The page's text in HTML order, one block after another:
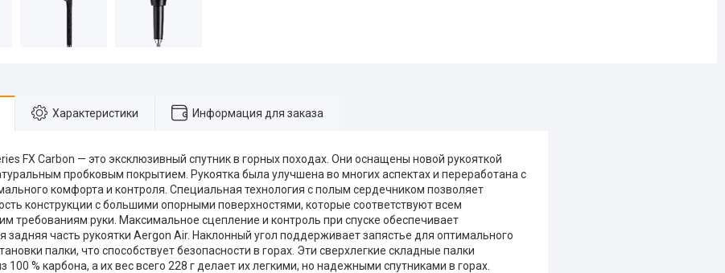
Характеристики Информация для заказа
FX Carbon — это эксклюзивный спутник в горных походах. Они оснащены новой рукояткой
пробковым покрытием. Рукоятка была улучшена во многих аспектах и переработана с
комфорта и контроля. Специальная технология с полым сердечником позволяет
конструкции с большими опорными поверхностями, которые соответствуют всем
требованиям руки. Максимальное сцепление и контроль при спуске обеспечивает
задняя часть рукоятки Aergon Air. Наклонный угол поддерживает запястье для оптимального
палки, что способствует безопасности в горах. Эти сверхлегкие складные палки
100 % карбона, а их вес всего 228 г делает их легкими, но надежными спутниками в горах.